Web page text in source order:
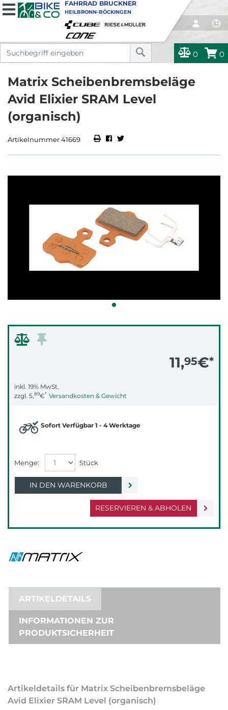
0 0
FAHRRAD BRUCKNER
HEILBRONN-BÖCKINGEN
Matrix Scheibenbremsbeläge
Avid Elixier SRAM Level
(organisch)
Artikelnummer 41669
11,95€*
inkl. 19% MwSt.
zzgl. 5,89€* Versandkosten & Gewicht
RESERVIEREN & ABHOLEN
Sofort Verfügbar 1 - 4 Werktage
IN DEN WARENKORB
ARTIKELDETAILS
INFORMATIONEN ZUR
PRODUKTSICHERHEIT
Artikeldetails für Matrix Scheibenbremsbeläge
Avid Elixier SRAM Level (organisch)